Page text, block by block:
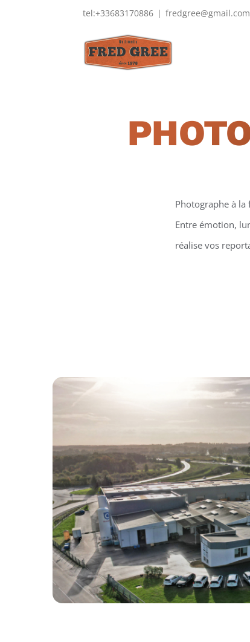
tel:+33683170886 | fredgree@gmail.com
Photographe à
Entre émotion,
réalise vos